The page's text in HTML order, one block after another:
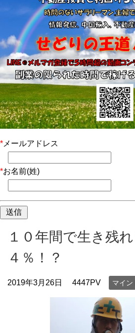
* メールアドレス
*お名前(姓)
１０年間で生き残
４％！？
2019年3月26日 4447PV マイン